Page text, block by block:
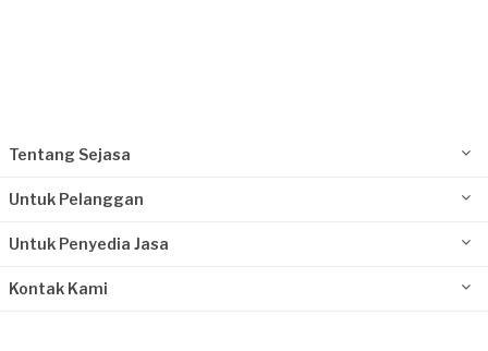
Tentang Sejasa
Untuk Pelanggan
Untuk Penyedia Jasa
Kontak Kami